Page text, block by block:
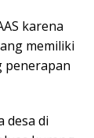
karena
memiliki
penerapan
desa di